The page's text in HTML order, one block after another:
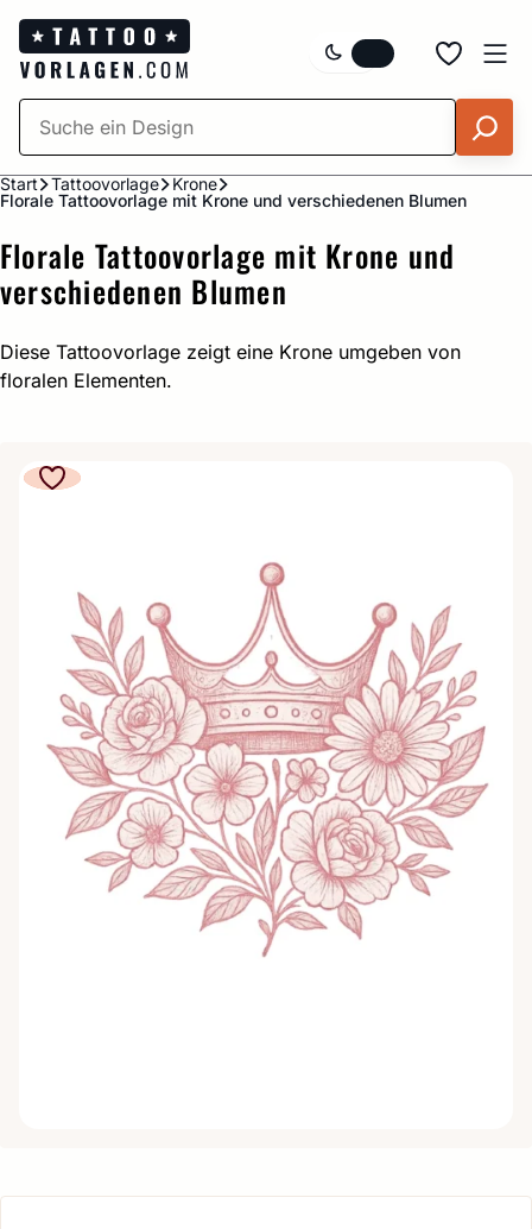
Zum
Inhalt
springen
Start Tattoovorlage
Krone
Florale Tattoovorlage mit Krone und verschiedenen Blumen
Florale Tattoovorlage mit Krone und
verschiedenen Blumen
Diese Tattoovorlage zeigt eine Krone umgeben von
floralen Elementen.